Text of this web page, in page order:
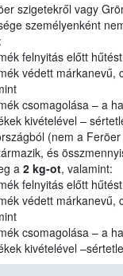
szigetekről vagy
személyenként
felnyitás előtt
védett márkanevű,
csomagolása – a
kivételével –
(nem a
és
a 2 kg-ot, valamint:
felnyitás előtt
védett márkanevű,
csomagolása – a
kivételével